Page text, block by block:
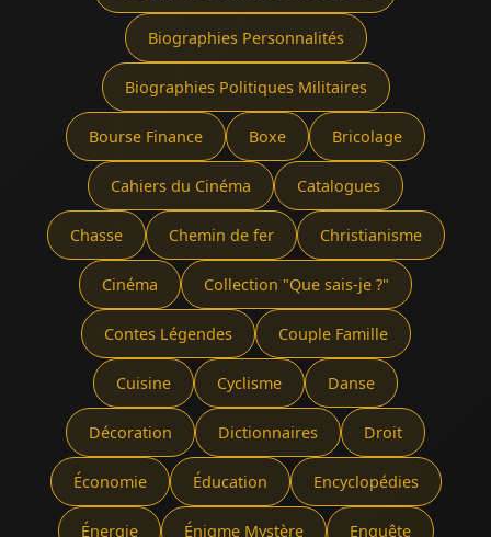
Biographies Personnalités
Biographies Politiques Militaires
Bourse Finance Boxe Bricolage
Cahiers du Cinéma Catalogues
Chasse Chemin de fer Christianisme
Cinéma Collection "Que sais-je ?"
Contes Légendes Couple Famille
Cuisine Cyclisme Danse
Décoration Dictionnaires Droit
Économie Éducation Encyclopédies
Énergie Énigme Mystère Enquête